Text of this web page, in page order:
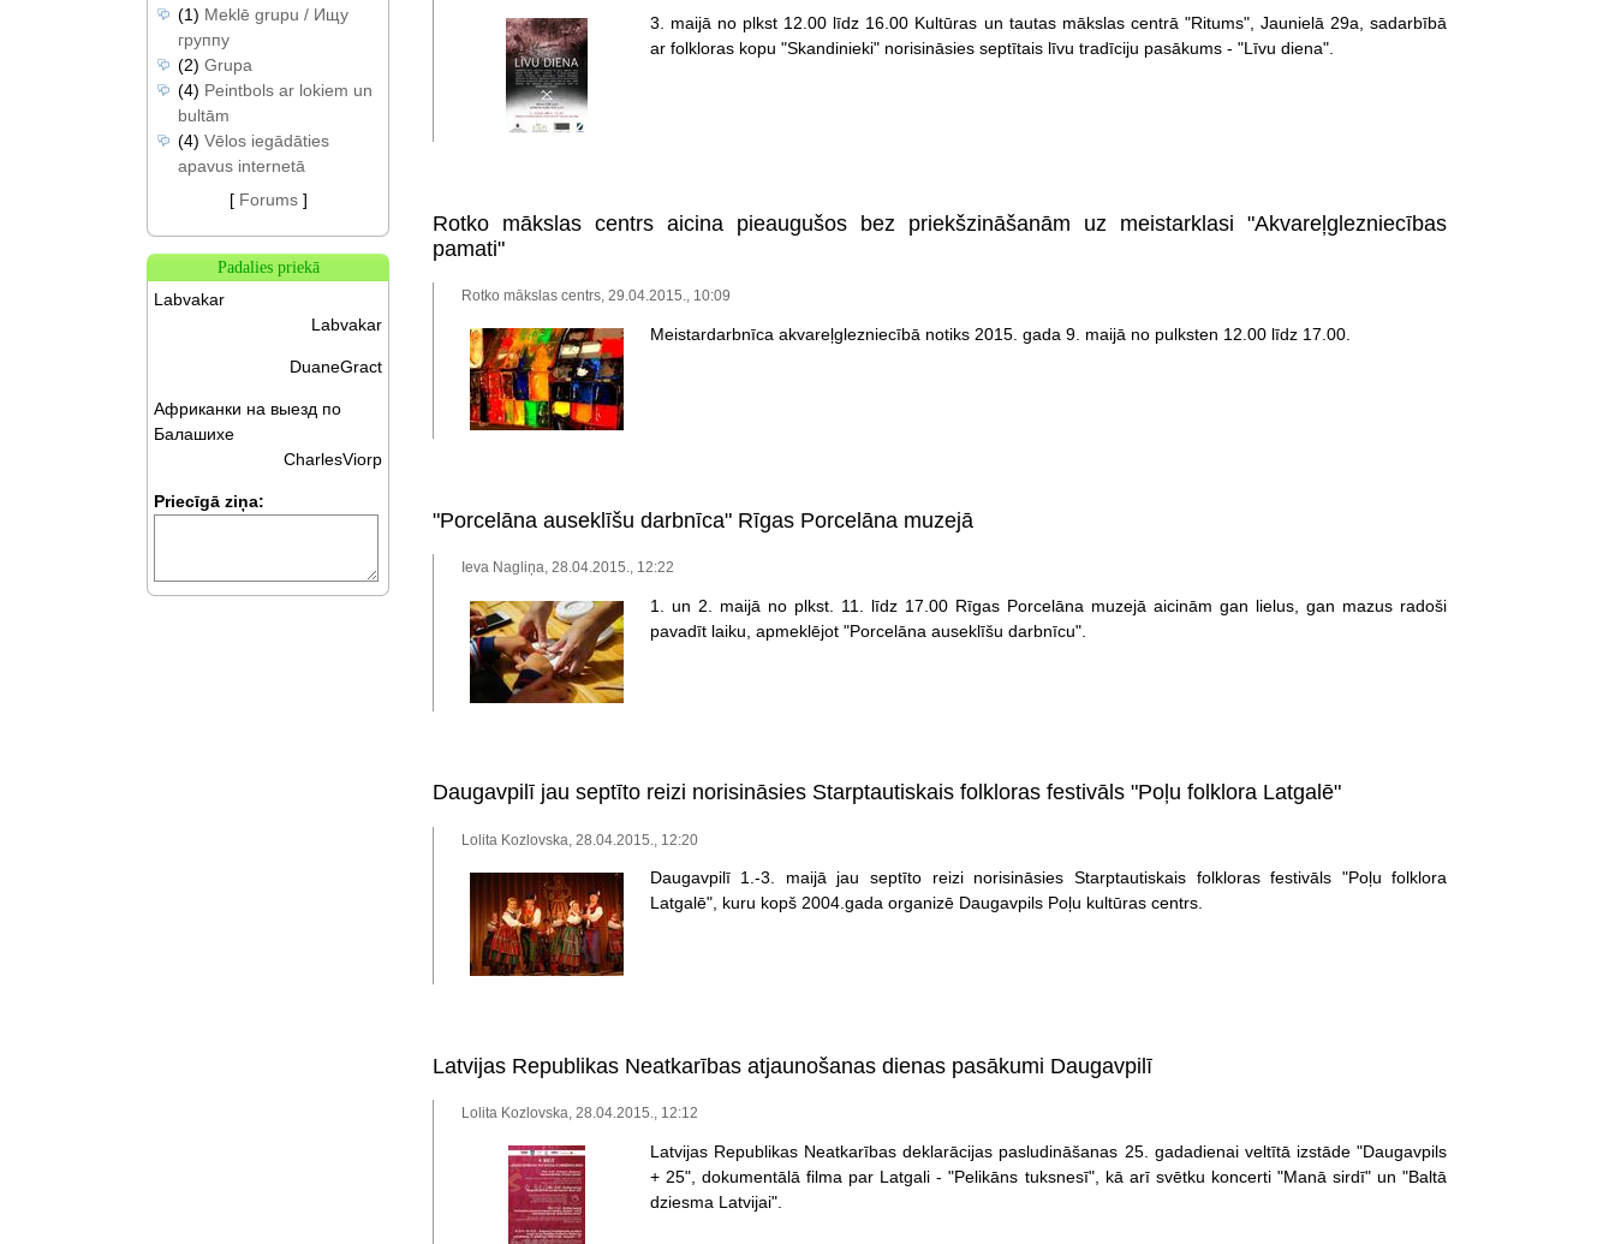
3. maijā no plkst 12.00 līdz 16.00 Kultūras un tautas mākslas centrā "Ritums", Jaunielā 29a, sadarbībā
ar folkloras kopu "Skandinieki" norisināsies septītais līvu tradīciju pasākums - "Līvu diena".
Rotko mākslas centrs aicina pieaugušos bez priekšzināšanām uz meistarklasi "Akvareļglezniecības
pamati"
Rotko mākslas centrs, 29.04.2015., 10:09
Meistardarbnīca akvareļglezniecībā notiks 2015. gada 9. maijā no pulksten 12.00 līdz 17.00.
"Porcelāna auseklīšu darbnīca" Rīgas Porcelāna muzejā
Ieva Nagliņa, 28.04.2015., 12:22
1. un 2. maijā no plkst. 11. līdz 17.00 Rīgas Porcelāna muzejā aicinām gan lielus, gan mazus radoši
pavadīt laiku, apmeklējot "Porcelāna auseklīšu darbnīcu".
Daugavpilī jau septīto reizi norisināsies Starptautiskais folkloras festivāls "Poļu folklora Latgalē"
Lolita Kozlovska, 28.04.2015., 12:20
Daugavpilī 1.-3. maijā jau septīto reizi norisināsies Starptautiskais folkloras festivāls "Poļu folklora
Latgalē", kuru kopš 2004.gada organizē Daugavpils Poļu kultūras centrs.
Latvijas Republikas Neatkarības atjaunošanas dienas pasākumi Daugavpilī
Lolita Kozlovska, 28.04.2015., 12:12
Latvijas Republikas Neatkarības deklarācijas pasludināšanas 25. gadadienai veltītā izstāde "Daugavpils
+ 25", dokumentālā filma par Latgali - "Pelikāns tuksnesī", kā arī svētku koncerti "Manā sirdī" un "Baltā
dziesma Latvijai".
(1) Meklē grupu / Ищу
группу
(2) Grupa
(4) Peintbols ar lokiem un
bultām
(4) Vēlos iegādāties
apavus internetā
[ Forums]
Padalies priekā
Labvakar
Labvakar
DuaneGract
Африканки на выезд по
Балашихе
CharlesViorp
Priecīgā ziņa: